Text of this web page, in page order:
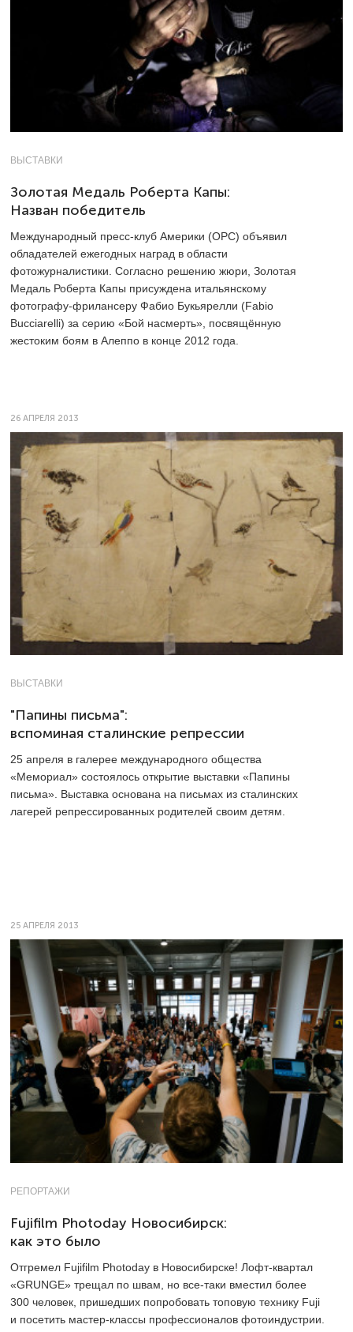
ВЫСТАВКИ
Золотая Медаль Роберта Капы:
Назван победитель
Международный пресс-клуб Америки (OPC) объявил
обладателей ежегодных наград в области
фотожурналистики. Согласно решению жюри, Золотая
Медаль Роберта Капы присуждена итальянскому
фотографу-фрилансеру Фабио Букьярелли (Fabio
Bucciarelli) за серию «Бой насмерть», посвящённую
жестоким боям в Алеппо в конце 2012 года.
26 АПРЕЛЯ 2013
ВЫСТАВКИ
"Папины письма":
вспоминая сталинские репрессии
25 апреля в галерее международного общества
«Мемориал» состоялось открытие выставки «Папины
письма». Выставка основана на письмах из сталинских
лагерей репрессированных родителей своим детям.
25 АПРЕЛЯ 2013
РЕПОРТАЖИ
Fujifilm Photoday Новосибирск:
как это было
Отгремел Fujifilm Photoday в Новосибирске! Лофт-квартал
«GRUNGE» трещал по швам, но все-таки вместил более
300 человек, пришедших попробовать топовую технику Fuji
и посетить мастер-классы профессионалов фотоиндустрии.